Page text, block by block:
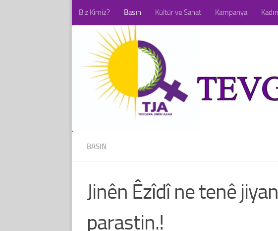
Skip to content
Biz Kimiz? Basın Kültür ve Sanat Kampanya
BASIN
Jinên Êzîdî ne tenê
parastin.!